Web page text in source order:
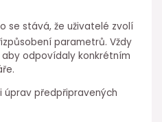
se stává, že⁤ uživatelé ⁤zvolí
parametrů.⁤ Vždy
odpovídaly konkrétním
úprav předpřipravených